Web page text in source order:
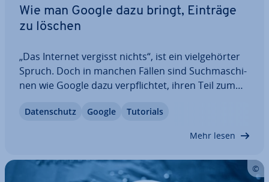
Wie man Google dazu bringt, Einträge
zu löschen
„Das Internet vergisst nichts“, ist ein viel­ge­hör­ter
Spruch. Doch in manchen Fällen sind Such­ma­schi­
nen wie Google dazu ver­pflich­tet, ihren Teil zum
nen­be­zo­ge­ne Daten veraltet sind und kein
Da­ten­schutz Google Tutorials
Mehr lesen